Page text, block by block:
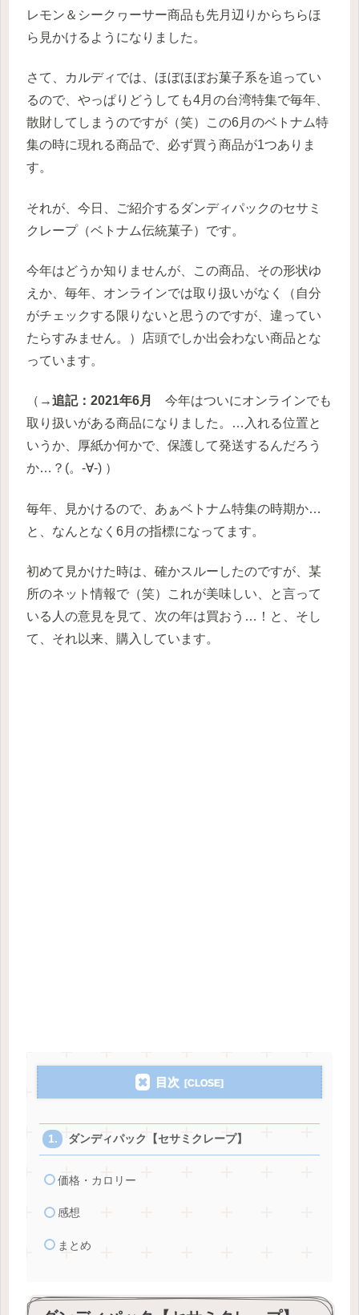
レモン＆シークヮーサー商品も先月辺りからちらほ
ら見かけるようになりました。
さて、カルディでは、ほぼほぼお菓子系を追ってい
るので、やっぱりどうしても4月の台湾特集で毎年、
散財してしまうのですが（笑）この6月のベトナム特
集の時に現れる商品で、必ず買う商品が1つありま
す。
それが、今日、ご紹介するダンディパックのセサミ
クレープ（ベトナム伝統菓子）です。
今年はどうか知りませんが、この商品、その形状ゆ
えか、毎年、オンラインでは取り扱いがなく（自分
がチェックする限りないと思うのですが、違ってい
たらすみません。）店頭でしか出会わない商品とな
っています。
（→追記：2021年6月 今年はついにオンラインでも
取り扱いがある商品になりました。…入れる位置と
いうか、厚紙か何かで、保護して発送するんだろう
か…？(。-∀-) ）
毎年、見かけるので、あぁベトナム特集の時期か…
と、なんとなく6月の指標になってます。
初めて見かけた時は、確かスルーしたのですが、某
所のネット情報で（笑）これが美味しい、と言って
いる人の意見を見て、次の年は買おう…！と、そし
て、それ以来、購入しています。
目次
ダンディパック【セサミクレープ】
価格・カロリー
感想
まとめ